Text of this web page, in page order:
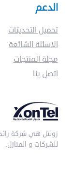
الدعم
تحميل التحديثات
الاسئلة الشائعة
مجلة المنتجات
اتصل بنا
زونتل هي شركة
للشركات و المنازل.